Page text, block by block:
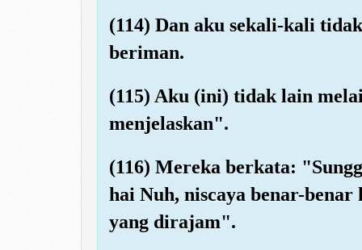
(114) Dan aku sekali-kali
beriman.
(115) Aku (ini) tidak lain
menjelaskan".
(116) Mereka berkata:
hai Nuh, niscaya benar-
yang dirajam".